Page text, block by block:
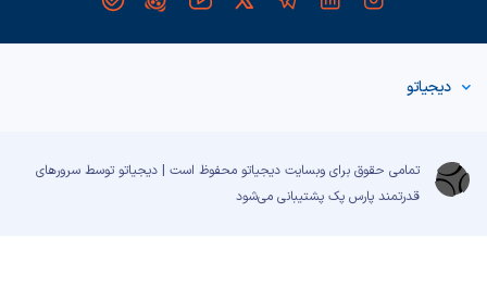
دیجیاتو
تمامی حقوق برای وبسایت دیجیاتو محفوظ است | دیجیاتو توسط سرورهای
قدرتمند پارس پک پشتیبانی می‌شود